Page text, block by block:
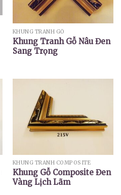
KHUNG TRANH GỖ
Khung Tranh Gỗ Nâu Đen
Sang Trọng
KHUNG TRANH COMPOSITE
Khung Gỗ Composite Đen
Vàng Lịch Lãm